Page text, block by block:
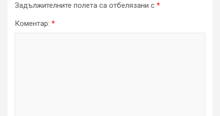
Задължителните полета са отбелязани с *
Коментар: *